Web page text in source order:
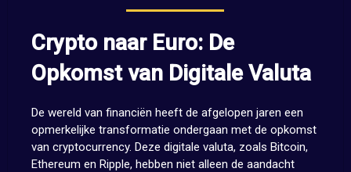
Crypto naar Euro: De
Opkomst van Digitale Valuta
De wereld van financiën heeft de afgelopen jaren een
opmerkelijke transformatie ondergaan met de opkomst
van cryptocurrency. Deze digitale valuta, zoals Bitcoin,
Ethereum en Ripple, hebben niet alleen de aandacht